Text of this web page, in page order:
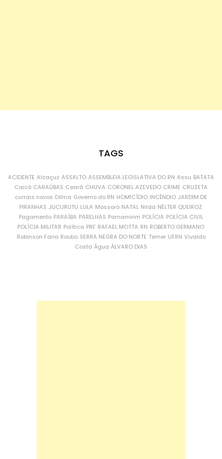
TAGS
ACIDENTE Alcaçuz ASSALTO ASSEMBLEIA LEGISLATIVA DO RN Assu BATATA
Caicó CARAÚBAS Ceará CHUVA CORONEL AZEVEDO CRIME CRUZETA
currais novos Dilma Governo do RN HOMICÍDIO INCÊNDIO JARDIM DE
PIRANHAS JUCURUTU LULA Mossoró NATAL Nilda NÉLTER QUEIROZ
Pagamento PARAÍBA PARELHAS Parnamirim POLÍCIA POLÍCIA CIVIL
POLÍCIA MILITAR Política PRF RAFAEL MOTTA RN ROBERTO GERMANO
Robinson Faria Roubo SERRA NEGRA DO NORTE Temer UFRN Vivaldo
Costa Água ÁLVARO DIAS